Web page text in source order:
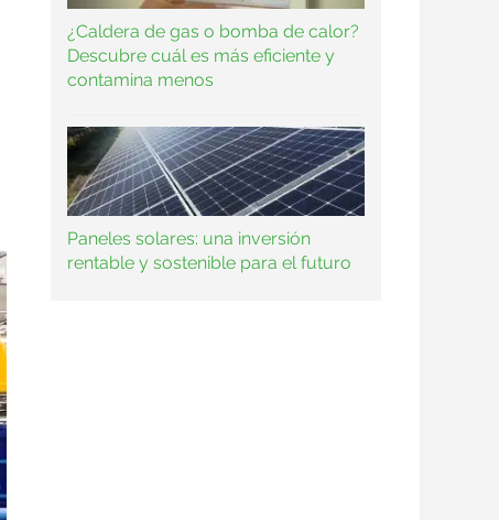
¿Caldera de gas o bomba de calor?
Descubre cuál es más eficiente y
contamina menos
Paneles solares: una inversión
rentable y sostenible para el futuro